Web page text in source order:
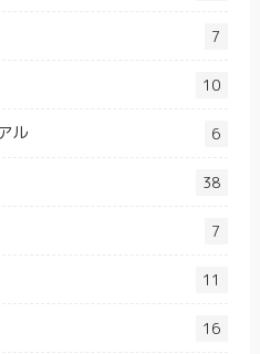
7
10
ル 6
38
7
11
16